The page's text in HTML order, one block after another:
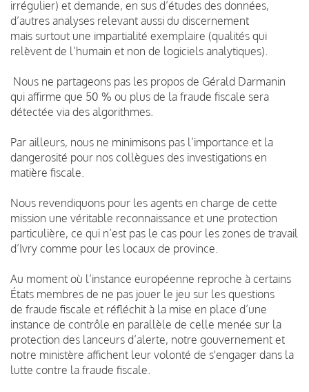
irrégulier) et demande, en sus d’études des données,
d’autres analyses relevant aussi du discernement
mais surtout une impartialité exemplaire (qualités qui
relèvent de l’humain et non de logiciels analytiques).
Nous ne partageons pas les propos de Gérald Darmanin
qui affirme que 50 % ou plus de la fraude fiscale sera
détectée via des algorithmes.
Par ailleurs, nous ne minimisons pas l’importance et la
dangerosité pour nos collègues des investigations en
matière fiscale.
Nous revendiquons pour les agents en charge de cette
mission une véritable reconnaissance et une protection
particulière, ce qui n’est pas le cas pour les zones de travail
d’Ivry comme pour les locaux de province.
Au moment où l’instance européenne reproche à certains
États membres de ne pas jouer le jeu sur les questions
de fraude fiscale et réfléchit à la mise en place d’une
instance de contrôle en parallèle de celle menée sur la
protection des lanceurs d’alerte, notre gouvernement et
notre ministère affichent leur volonté de s'engager dans la
lutte contre la fraude fiscale.